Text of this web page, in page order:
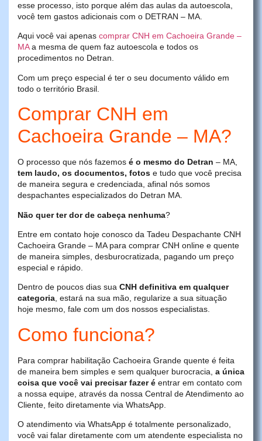
esse processo, isto porque além das aulas da autoescola,
você tem gastos adicionais com o DETRAN – MA.
Aqui você vai apenas comprar CNH em Cachoeira Grande –
MAa mesma de quem faz autoescola e todos os
procedimentos no Detran.
Com um preço especial é ter o seu documento válido em
todo o território Brasil.
Comprar CNH em
Cachoeira Grande – MA?
O processo que nós fazemos é o mesmo do Detran – MA,
tem laudo, os documentos, fotos e tudo que você precisa
de maneira segura e credenciada, afinal nós somos
despachantes especializados do Detran MA.
Não quer ter dor de cabeça nenhuma?
Entre em contato hoje conosco da Tadeu Despachante CNH
Cachoeira Grande – MA para comprar CNH online e quente
de maneira simples, desburocratizada, pagando um preço
especial e rápido.
Dentro de poucos dias sua CNH definitiva em qualquer
categoria, estará na sua mão, regularize a sua situação
hoje mesmo, fale com um dos nossos especialistas.
Como funciona?
Para comprar habilitação Cachoeira Grande quente é feita
de maneira bem simples e sem qualquer burocracia, a única
coisa que você vai precisar fazer é entrar em contato com
a nossa equipe, através da nossa Central de Atendimento ao
Cliente, feito diretamente via WhatsApp.
O atendimento via WhatsApp é totalmente personalizado,
você vai falar diretamente com um atendente especialista no